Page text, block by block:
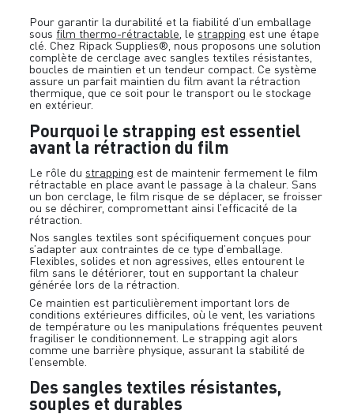
Pour garantir la durabilité et la fiabilité d’un emballage
sous film thermo-rétractable , le strapping est une étape
clé. Chez Ripack Supplies®, nous proposons une solution
complète de cerclage avec sangles textiles résistantes,
boucles de maintien et un tendeur compact. Ce système
assure un parfait maintien du film avant la rétraction
thermique, que ce soit pour le transport ou le stockage
en extérieur.
Pourquoi le strapping est essentiel
avant la rétraction du film
Le rôle du strapping est de maintenir fermement le film
rétractable en place avant le passage à la chaleur. Sans
un bon cerclage, le film risque de se déplacer, se froisser
ou se déchirer, compromettant ainsi l’efficacité de la
rétraction.
Nos sangles textiles sont spécifiquement conçues pour
s’adapter aux contraintes de ce type d’emballage.
Flexibles, solides et non agressives, elles entourent le
film sans le détériorer, tout en supportant la chaleur
générée lors de la rétraction.
Ce maintien est particulièrement important lors de
conditions extérieures difficiles, où le vent, les variations
de température ou les manipulations fréquentes peuvent
fragiliser le conditionnement. Le strapping agit alors
comme une barrière physique, assurant la stabilité de
l’ensemble.
Des sangles textiles résistantes,
souples et durables